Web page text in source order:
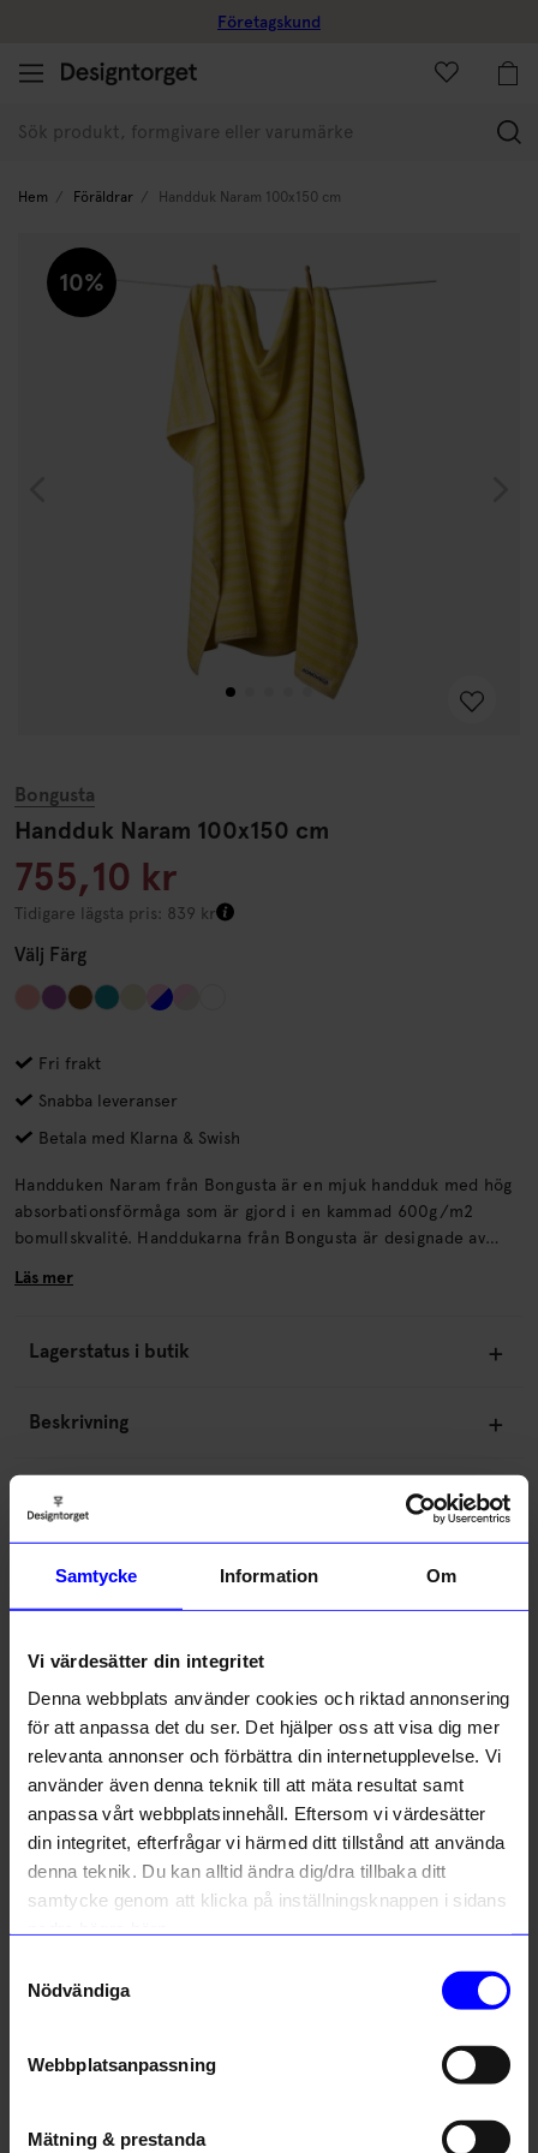
Samtycke Information Om
Vi värdesätter din integritet
Denna webbplats använder cookies och riktad annonsering
för att anpassa det du ser. Det hjälper oss att visa dig mer
relevanta annonser och förbättra din internetupplevelse. Vi
använder även denna teknik till att mäta resultat samt
anpassa vårt webbplatsinnehåll. Eftersom vi värdesätter
din integritet, efterfrågar vi härmed ditt tillstånd att använda
denna teknik. Du kan alltid ändra dig/dra tillbaka ditt
samtycke genom att klicka på inställningsknappen i sidans
Nödvändiga
Webbplatsanpassning
Mätning & prestanda
Företagskund
Hem Föräldrar Handduk Naram 100x150 cm
10%
Bongusta
Handduk Naram 100x150 cm
755,10 kr
Tidigare lägsta pris: 839 kr
Välj Färg
Fri frakt
Snabba leveranser
Betala med Klarna & Swish
Handduken Naram från Bongusta är en mjuk handduk med hög
absorbationsförmåga som är gjord i en kammad 600g/m2
bomullskvalité. Handdukarna från Bongusta är designade av
högkvalitativa produkter som som sticker ut i hemmet och
färger/utföranden och storlekar.
Läs mer
Lagerstatus i butik
Beskrivning
Information
Om tillverkaren
Liknande produkter
48%
Outlet
Unikt hos oss
Kort 10x15 Ballonger
kr
10%